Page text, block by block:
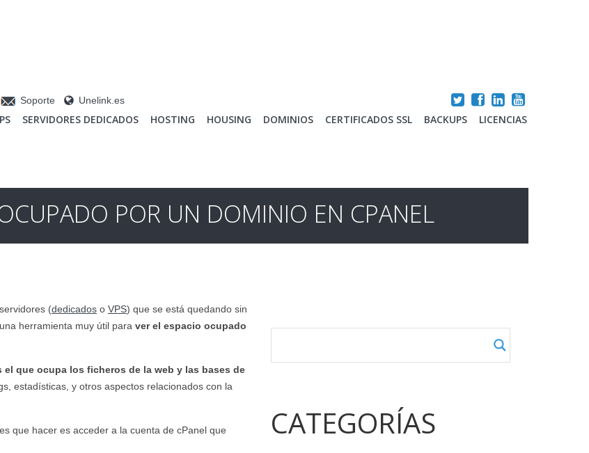
Soporte Unelink.es
SERVIDORES DEDICADOS HOSTING HOUSING DOMINIOS CERTIFICADOS SSL BACKUPS LICENCIAS
POR UN DOMINIO EN CPANEL
(dedicados o VPS) que se está quedando sin
herramienta muy útil para ver el espacio ocupado
que ocupa los ficheros de la web y las bases de
estadísticas, y otros aspectos relacionados con la
que hacer es acceder a la cuenta de cPanel que
CATEGORÍAS